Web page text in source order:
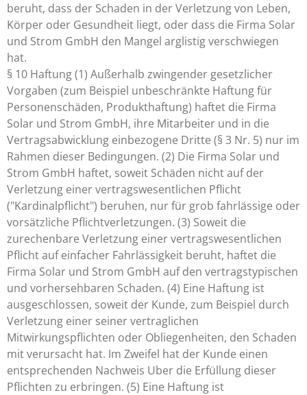
beruht, dass der Schaden in der Verletzung von Leben,
Körper oder Gesundheit liegt, oder dass die Firma Solar
und Strom GmbH den Mangel arglistig verschwiegen
hat.
§ 10 Haftung (1) Außerhalb zwingender gesetzlicher
Vorgaben (zum Beispiel unbeschränkte Haftung für
Personenschäden, Produkthaftung) haftet die Firma
Solar und Strom GmbH, ihre Mitarbeiter und in die
Vertragsabwicklung einbezogene Dritte (§ 3 Nr. 5) nur im
Rahmen dieser Bedingungen. (2) Die Firma Solar und
Strom GmbH haftet, soweit Schäden nicht auf der
Verletzung einer vertragswesentlichen Pflicht
("Kardinalpflicht") beruhen, nur für grob fahrlässige oder
vorsätzliche Pflichtverletzungen. (3) Soweit die
zurechenbare Verletzung einer vertragswesentlichen
Pflicht auf einfacher Fahrlässigkeit beruht, haftet die
Firma Solar und Strom GmbH auf den vertragstypischen
und vorhersehbaren Schaden. (4) Eine Haftung ist
ausgeschlossen, soweit der Kunde, zum Beispiel durch
Verletzung einer seiner vertraglichen
Mitwirkungspflichten oder Obliegenheiten, den Schaden
mit verursacht hat. Im Zweifel hat der Kunde einen
entsprechenden Nachweis Uber die Erfüllung dieser
Pflichten zu erbringen. (5) Eine Haftung ist